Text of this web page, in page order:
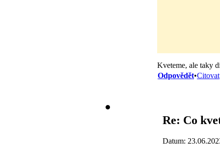
Kveteme, ale taky
Odpovědět•Citovat
Re: Co
Datum: